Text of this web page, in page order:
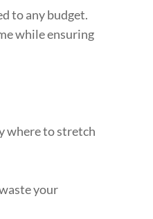
to any budget.
while ensuring
where to stretch
your